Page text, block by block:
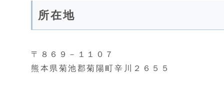
所在地
〒８６９－１１０７
熊本県菊池郡菊陽町辛川２６５５